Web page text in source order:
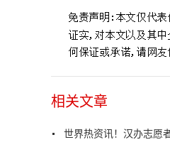
相关文章
世界热资讯！汉办志愿